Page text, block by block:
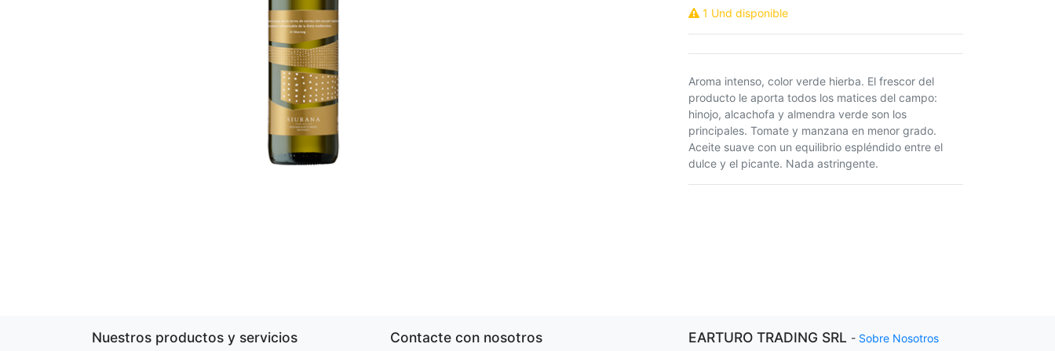
1 Und disponible
Aroma intenso, color verde hierba. El frescor del
producto le aporta todos los matices del campo:
hinojo, alcachofa y almendra verde son los
principales. Tomate y manzana en menor grado.
Aceite suave con un equilibrio espléndido entre el
dulce y el picante. Nada astringente.
Nuestros productos y servicios Contacte con nosotros EARTURO TRADING SRL - Sobre Nosotros